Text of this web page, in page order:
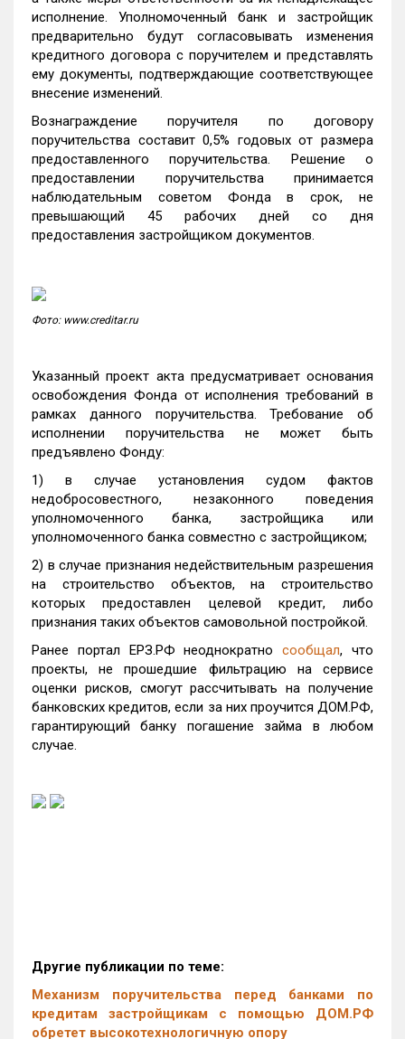
исполнение. Уполномоченный банк и застройщик
предварительно будут согласовывать изменения
кредитного договора с поручителем и представлять
ему документы, подтверждающие соответствующее
внесение изменений.
Вознаграждение поручителя по договору
поручительства составит 0,5% годовых от размера
предоставленного поручительства. Решение о
предоставлении поручительства принимается
наблюдательным советом Фонда в срок, не
превышающий 45 рабочих дней со дня
предоставления застройщиком документов.
Фото: www.creditar.ru
Указанный проект акта предусматривает основания
освобождения Фонда от исполнения требований в
рамках данного поручительства. Требование об
исполнении поручительства не может быть
предъявлено Фонду:
1) в случае установления судом фактов
недобросовестного, незаконного поведения
уполномоченного банка, застройщика или
уполномоченного банка совместно с застройщиком;
2) в случае признания недействительным разрешения
на строительство объектов, на строительство
которых предоставлен целевой кредит, либо
признания таких объектов самовольной постройкой.
Ранее портал ЕРЗ.РФ неоднократносообщал, что
проекты, не прошедшие фильтрацию на сервисе
оценки рисков, смогут рассчитывать на получение
банковских кредитов, если за них проучится ДОМ.РФ,
гарантирующий банку погашение займа в любом
случае.
Другие публикации по теме:
Механизм поручительства перед банками по
кредитам застройщикам с помощью ДОМ.РФ
обретет высокотехнологичную опору